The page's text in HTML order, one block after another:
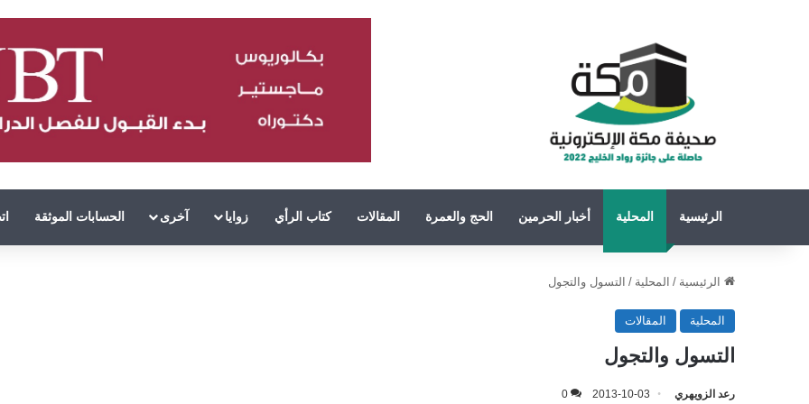
الرئيسية المحلية أخبار الحرمين الحج والعمرة المقالات كتاب الرأي زوايا آخرى الحسابات الموثقة
الرئيسية / المحلية / التسول والتجول
المحلية المقالات
التسول والتجول
رعد الزويهري 2013-10-03
0